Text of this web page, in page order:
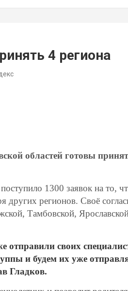
4 региона
областей готовы
1300 заявок на то,
других регионов. Своё
Тамбовской,
своих
и будем их уже
Гладков.